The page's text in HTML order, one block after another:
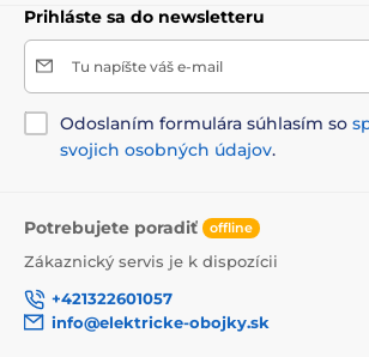
Prihláste sa do newsletteru
Tu napíšte váš e-mail
Odoslaním formulára súhlasím so
svojich osobných údajov.
Potrebujete poradiť offline
Zákaznický servis je k dispozícii
+421322601057
info@elektricke-obojky.sk